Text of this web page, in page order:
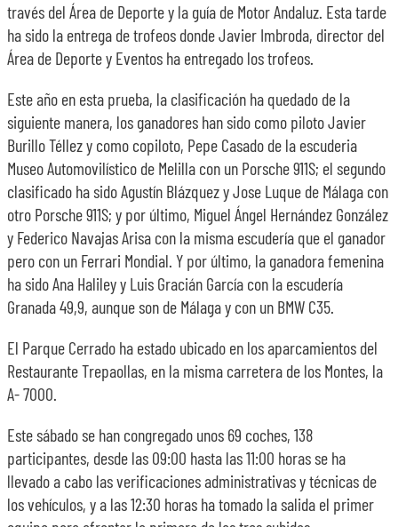
través del Área de Deporte y la guía de Motor Andaluz. Esta tarde
ha sido la entrega de trofeos donde Javier Imbroda, director del
Área de Deporte y Eventos ha entregado los trofeos.
Este año en esta prueba, la clasificación ha quedado de la
siguiente manera, los ganadores han sido como piloto Javier
Burillo Téllez y como copiloto, Pepe Casado de la escuderia
Museo Automovilístico de Melilla con un Porsche 911S; el segundo
clasificado ha sido Agustín Blázquez y Jose Luque de Málaga con
otro Porsche 911S; y por último, Miguel Ángel Hernández González
y Federico Navajas Arisa con la misma escudería que el ganador
pero con un Ferrari Mondial. Y por último, la ganadora femenina
ha sido Ana Haliley y Luis Gracián García con la escudería
Granada 49,9, aunque son de Málaga y con un BMW C35.
El Parque Cerrado ha estado ubicado en los aparcamientos del
Restaurante Trepaollas, en la misma carretera de los Montes, la
A- 7000.
Este sábado se han congregado unos 69 coches, 138
participantes, desde las 09:00 hasta las 11:00 horas se ha
llevado a cabo las verificaciones administrativas y técnicas de
los vehículos, y a las 12:30 horas ha tomado la salida el primer